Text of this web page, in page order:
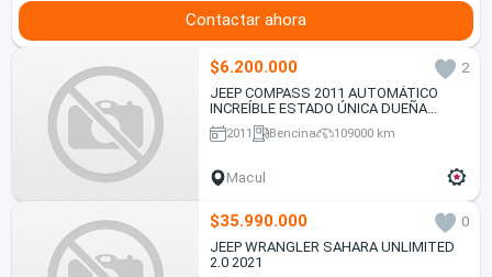
Contactar ahora
$6.200.000
2
JEEP COMPASS 2011 AUTOMÁTICO
INCREÍBLE ESTADO ÚNICA DUEÑA
109.000. KMS.
2011 Bencina 109000 km
Macul
$35.990.000
0
JEEP WRANGLER SAHARA UNLIMITED
2.0 2021